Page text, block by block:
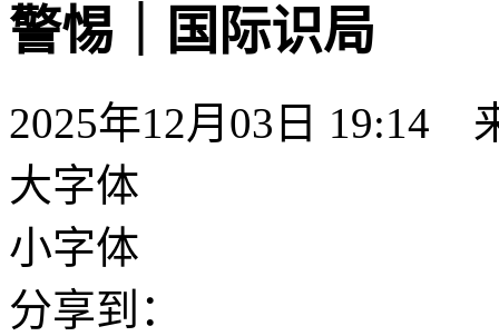
警惕｜国际识局
2025年12月03日 19:14
大字体
小字体
分享到：